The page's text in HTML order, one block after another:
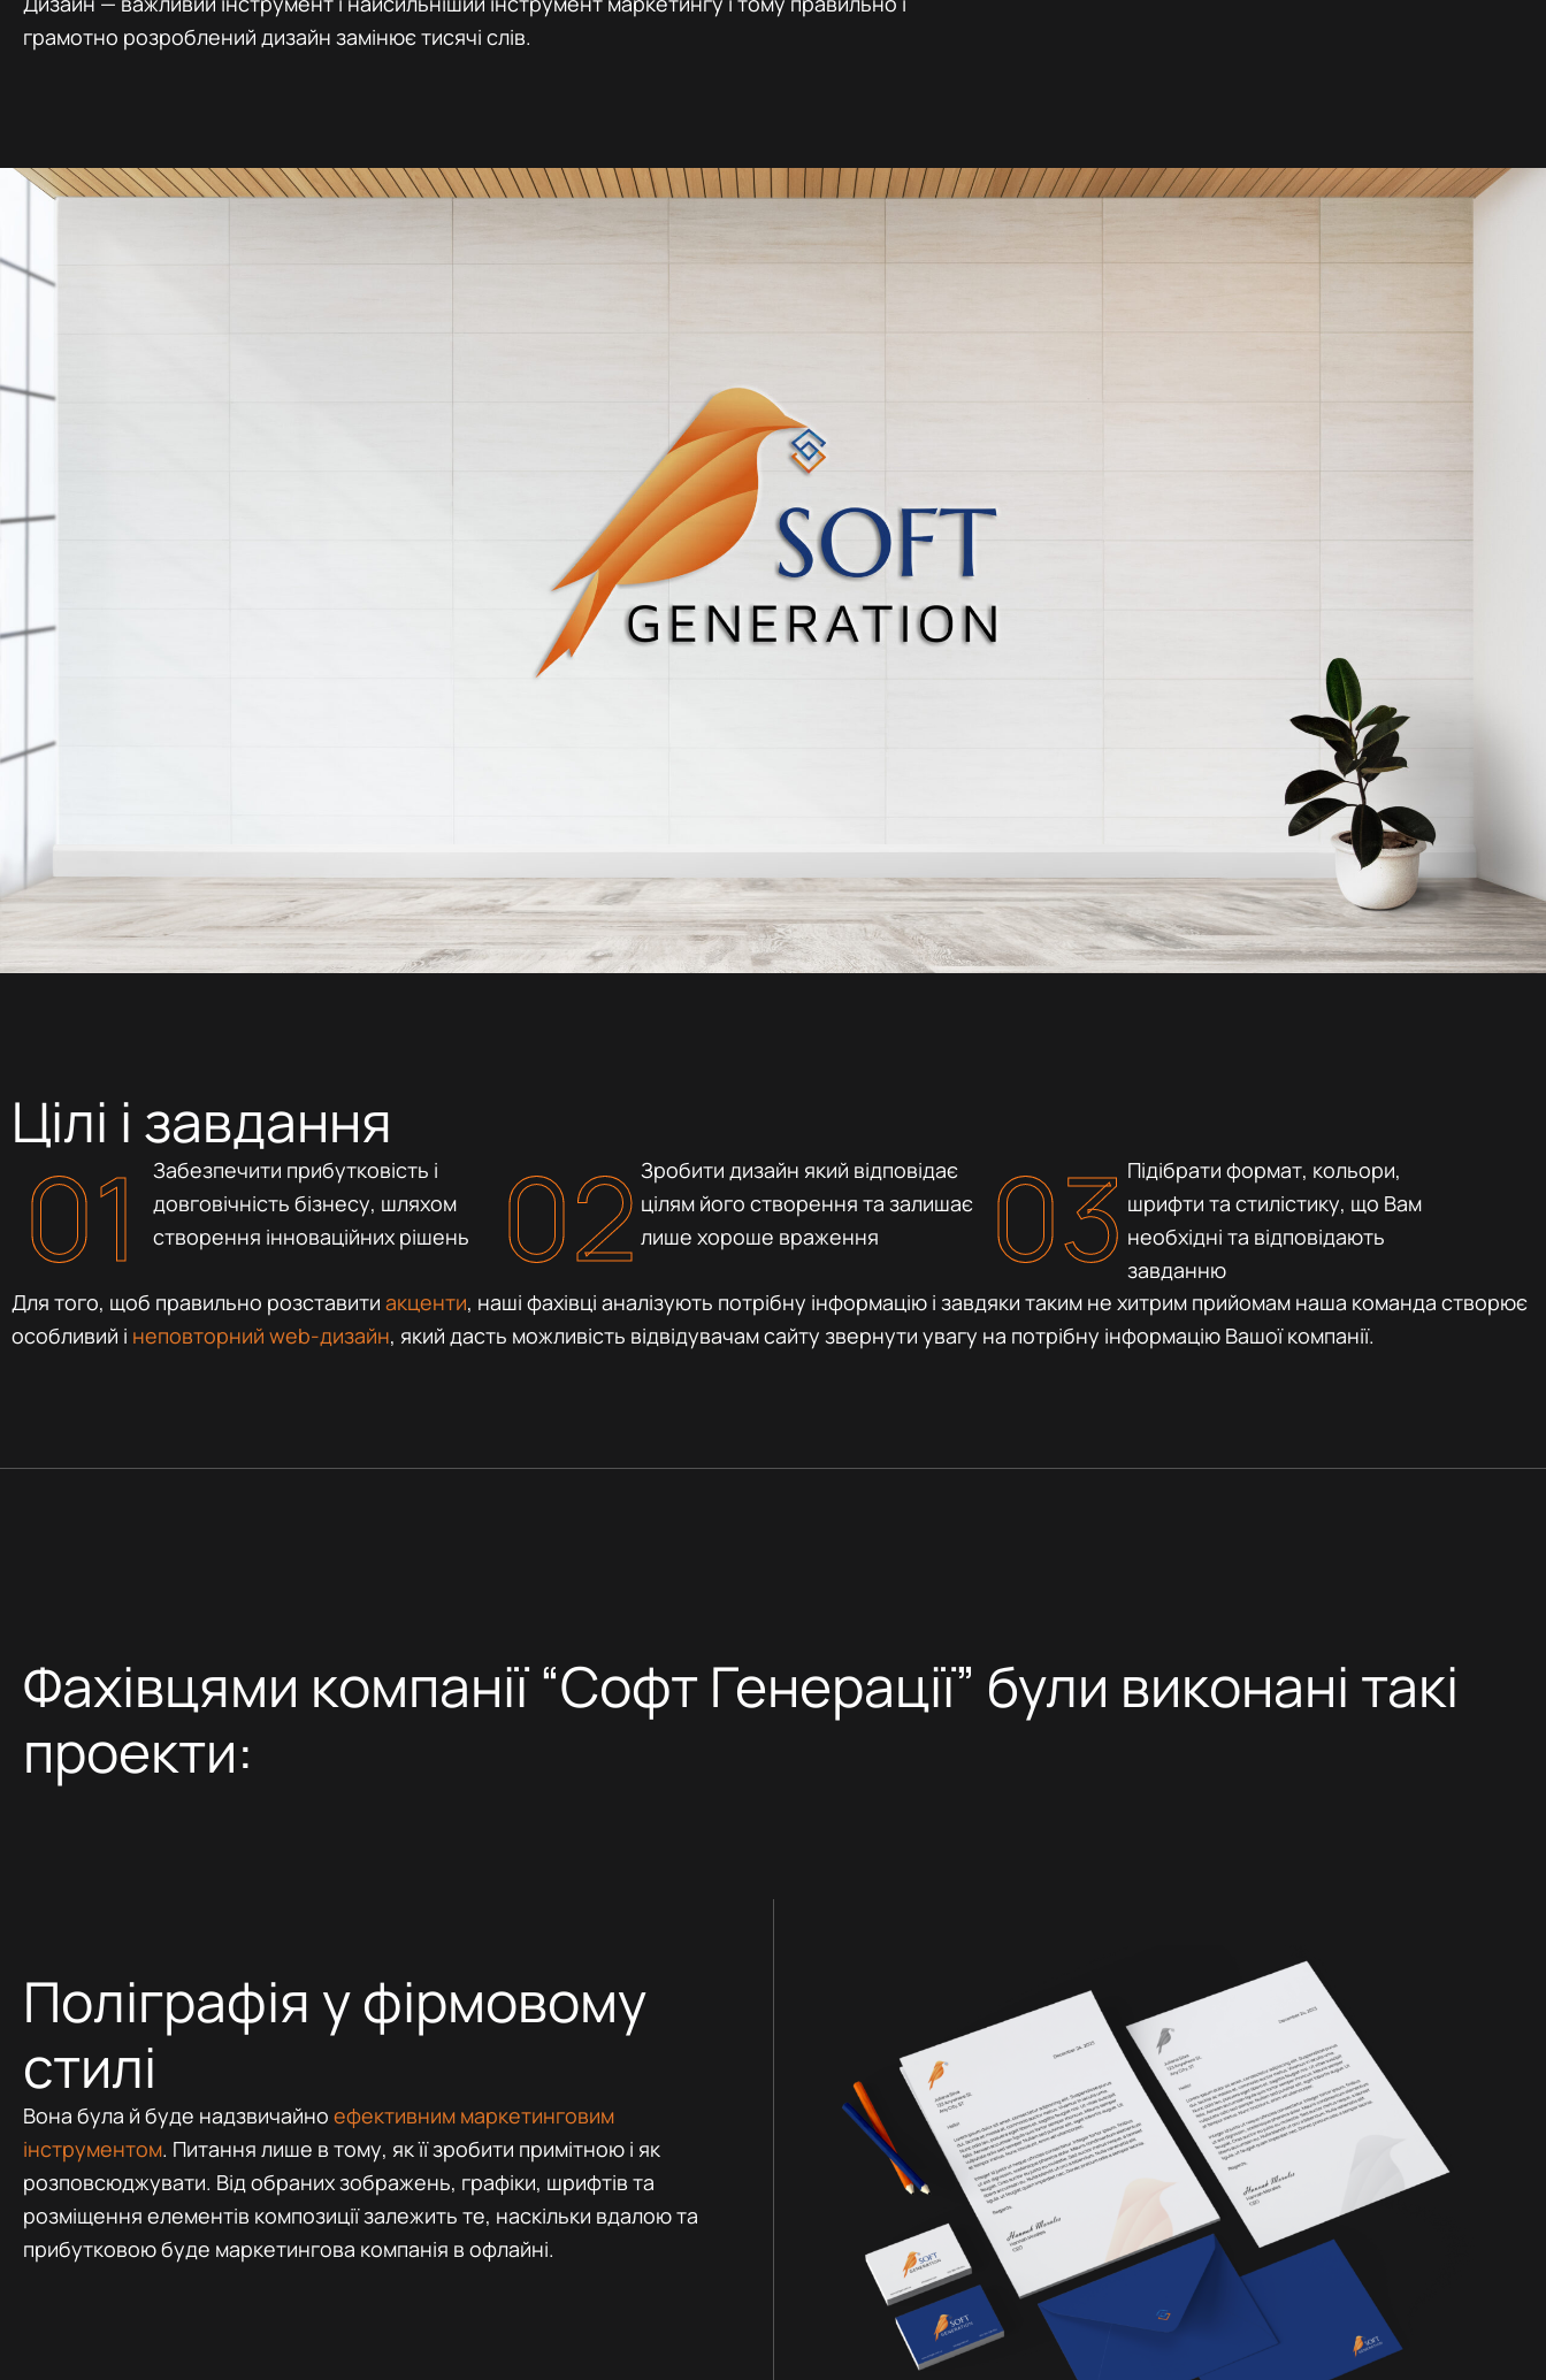
грамотно розроблений дизайн замінює тисячі слів.
Цілі і завдання
01
Забезпечити прибутковість і
довговічність бізнесу, шляхом
створення інноваційних рішень
02 Зробити дизайн який відповідає
цілям його створення та залишає
лише хороше враження
03 Підібрати формат, кольори,
шрифти та стилістику, що Вам
необхідні та відповідають
завданню
Для того, щоб правильно розставити акценти, наші фахівці аналізують потрібну інформацію і завдяки таким не хитрим прийомам наша команда створює
особливий і неповторний web-дизайн, який дасть можливість відвідувачам сайту звернути увагу на потрібну інформацію Вашої компанії.
Фахівцями компанії “Софт Генерації” були виконані такі
проекти:
Поліграфія у фірмовому
стилі
Вона була й буде надзвичайно ефективним маркетинговим
інструментом. Питання лише в тому, як її зробити примітною і як
розповсюджувати. Від обраних зображень, графіки, шрифтів та
розміщення елементів композиції залежить те, наскільки вдалою та
прибутковою буде маркетингова компанія в офлайні.